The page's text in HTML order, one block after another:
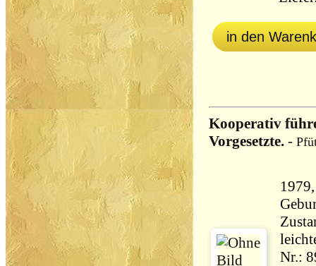
in den
Kooperativ
Vorgesetzte. -
Nr.: